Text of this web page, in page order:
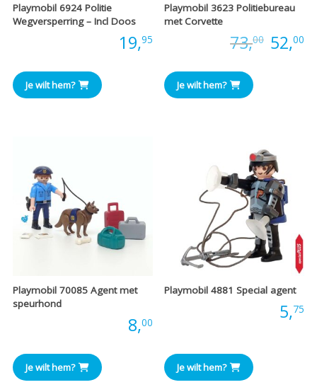
Playmobil 6924 Politie
Wegversperring – Incl Doos
19,95
Je wilt hem?
Playmobil 3623 Politiebureau
met Corvette
73,00 52,00
Je wilt hem?
Playmobil 70085 Agent met
speurhond
8,00
Je wilt hem?
Playmobil 4881 Special agent
5,75
Je wilt hem?